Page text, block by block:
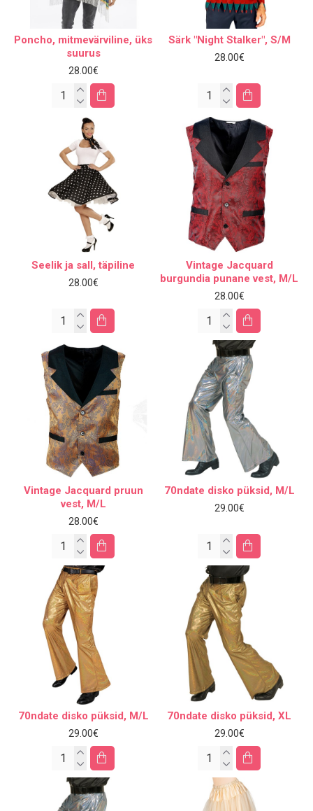
Poncho, mitmevärviline, üks
suurus
28.00€
Särk "Night Stalker", S/M
28.00€
Seelik ja sall, täpiline
28.00€
Vintage Jacquard
burgundia punane vest, M/L
28.00€
Vintage Jacquard pruun
vest, M/L
28.00€
70ndate disko püksid, M/L
29.00€
70ndate disko püksid, M/L
29.00€
70ndate disko püksid, XL
29.00€